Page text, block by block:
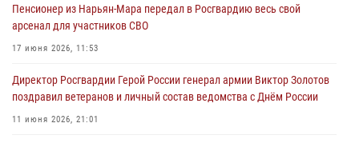
Пенсионер из Нарьян-Мара передал в Росгвардию весь свой
арсенал для участников СВО
17 июня 2026, 11:53
Директор Росгвардии Герой России генерал армии Виктор Золотов
поздравил ветеранов и личный состав ведомства с Днём России
11 июня 2026, 21:01